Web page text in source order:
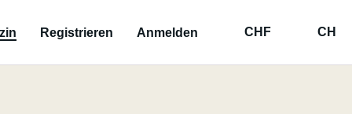
Registrieren Anmelden CHF CH